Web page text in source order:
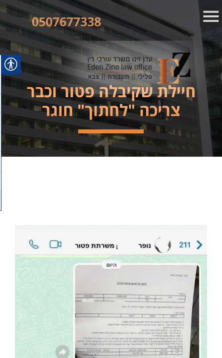
0507677338
חיילת שקיבלה פטור וכבר
צריכה "לחתוך" חוגר